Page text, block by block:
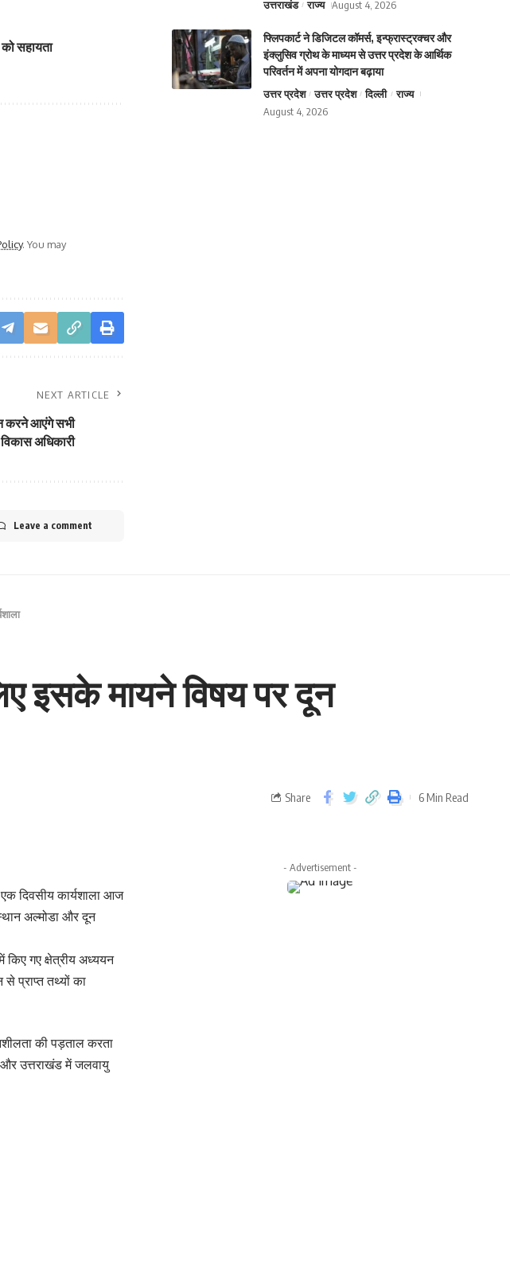
सहायता
. You may
NEXT ARTICLE
करने आएंगे सभी
अधिकारी
Leave a comment
उत्तराखंड राज्य August 4, 2026
फ्लिपकार्ट ने डिजिटल कॉमर्स, इन्फ्रास्ट्रक्चर और
इंक्लुसिव ग्रोथ के माध्यम से उत्तर प्रदेश के आर्थिक
परिवर्तन में अपना योगदान बढ़ाया
उत्तर प्रदेश उत्तर प्रदेश दिल्ली
राज्य
August 4, 2026
इसके मायने विषय पर दून
Share 6 Min Read
दिवसीय कार्यशाला आज
अल्मोडा और दून
किए गए क्षेत्रीय अध्ययन
प्राप्त तथ्यों का
की पड़ताल करता
और उत्तराखंड में जलवायु
- Advertisement -